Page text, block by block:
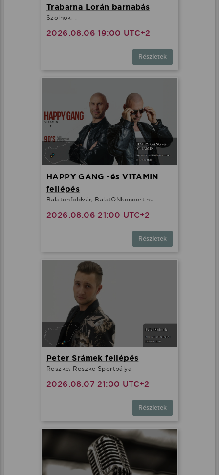
Trabarna Lorán barnabás
Szolnok, .
2026.08.06 19:00 UTC+2
Részletek
HAPPY GANG -és V1TAMIN
fellépés
Balatonföldvár, BalatONkoncert.hu
2026.08.06 21:00 UTC+2
Részletek
Peter Srámek fellépés
Röszke, Röszke Sportpálya
2026.08.07 21:00 UTC+2
Részletek